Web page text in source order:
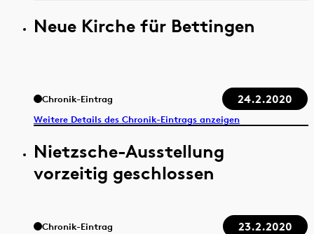
Neue Kirche für Bettingen
Chronik-Eintrag 24.2.2020
Weitere Details des Chronik-Eintrags anzeigen
Nietzsche-Ausstellung
vorzeitig geschlossen
Chronik-Eintrag 23.2.2020